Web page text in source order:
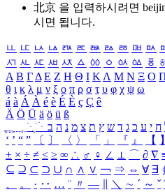
北京 을 입력하시려면
시면 됩니다.
ㅥ ㅦ ㅧ ㅨ ㅩ ㅪ ㅫ ㅬ ㅭ ㅮ ㅯ
ㅺ ㅻ ㅼ ㅽ ㅾ ㅿ ㆀ ㆁ ㆂ ㆃ ㆄ
Α Β ΓΔ Ε Ζ Η Θ Ι ΚΛ Μ Ν Ξ Ο
θ ι κ λ μ ν ξ ο π ρ σ τ υ φ χ ψ ω
á à Á À é è É È ç Ç ê
Ä Ö Ü ä ö ü ß
ִֶֹ ֻּ ׁׂ ח י ע כ ג ד ש ץ ת צ מ נ ה ב
‘ ’ “ ” 〔 〕 〈 〉 「 」 『 』 【 】
± × ÷ ≠ ≤ ≥ ∞ ∴ ♂ ♀ ∠ ⊥ ⌒ ∂ ∇
⊆ ⊇ ⊂ ⊃ ∪ ∩ ∧ ∨ ￢ ⇒ ⇔ ∀ ∃
、
。 · ‥ … ¨ 〃 ― ＼ ∼ ´ ～ ˇ